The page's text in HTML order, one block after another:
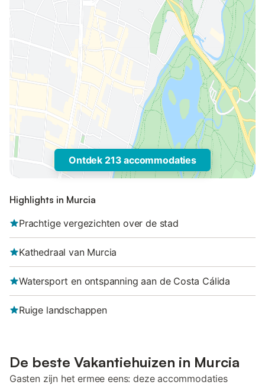
Ontdek 213 accommodaties
Highlights in Murcia
Prachtige vergezichten over de stad
Kathedraal van Murcia
Watersport en ontspanning aan de Costa Cálida
Ruige landschappen
De beste Vakantiehuizen in Murcia
Gasten zijn het ermee eens: deze accommodaties